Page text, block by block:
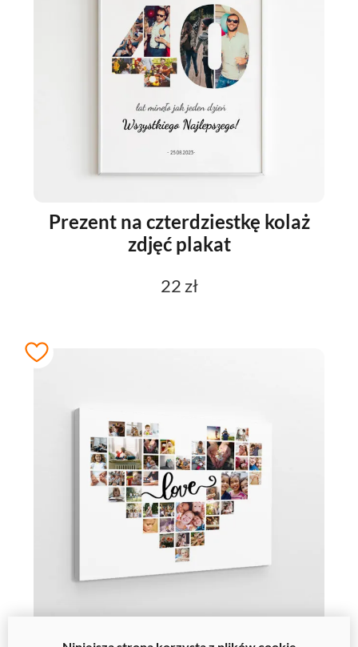
Prezent na czterdziestkę kolaż
zdjęć plakat
22 zł